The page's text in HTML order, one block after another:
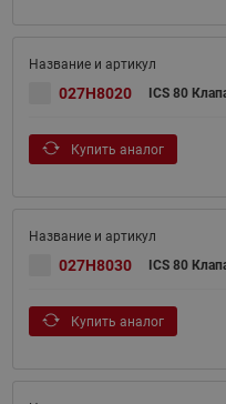
027H8020 ICS 80
Купить аналог
027H8030 ICS 80
Купить аналог